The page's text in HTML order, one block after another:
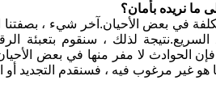
نريده بأمان؟
في بعض الأحيان.آخر شيء ، بصفتنا
السريع.نتيجة لذلك ، سنقوم
الحوادث لا مفر منها في بعض
هو غير مرغوب فيه ، فسنقدم التجديد